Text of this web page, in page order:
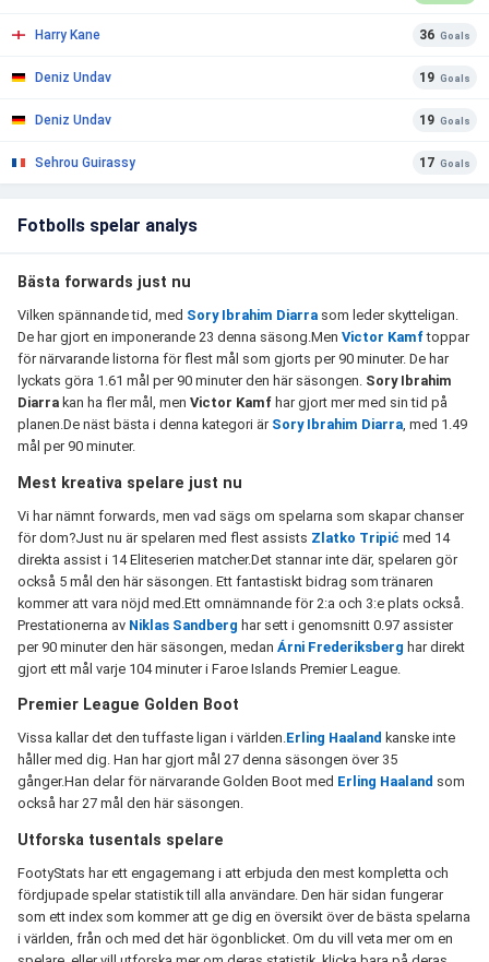
Harry Kane 36 Goals
Deniz Undav 19 Goals
Deniz Undav 19 Goals
Sehrou Guirassy 17 Goals
Fotbolls spelar analys
Bästa forwards just nu
Vilken spännande tid, med Sory Ibrahim Diarra som leder skytteligan.
De har gjort en imponerande 23 denna säsong.Men Victor Kamftoppar
för närvarande listorna för flest mål som gjorts per 90 minuter. De har
lyckats göra 1.61 mål per 90 minuter den här säsongen. Sory Ibrahim
Diarra kan ha fler mål, men Victor Kamf har gjort mer med sin tid på
planen.De näst bästa i denna kategori är Sory Ibrahim Diarra, med 1.49
mål per 90 minuter.
Mest kreativa spelare just nu
Vi har nämnt forwards, men vad sägs om spelarna som skapar chanser
för dom?Just nu är spelaren med flest assists Zlatko Tripić med 14
direkta assist i 14 Eliteserien matcher.Det stannar inte där, spelaren gör
också 5 mål den här säsongen. Ett fantastiskt bidrag som tränaren
kommer att vara nöjd med.Ett omnämnande för 2:a och 3:e plats också.
Prestationerna av Niklas Sandberg har sett i genomsnitt 0.97 assister
per 90 minuter den här säsongen, medan Árni Frederiksberg har direkt
gjort ett mål varje 104 minuter i Faroe Islands Premier League.
Premier League Golden Boot
Vissa kallar det den tuffaste ligan i världen.Erling Haaland kanske inte
håller med dig. Han har gjort mål 27 denna säsongen över 35
gånger.Han delar för närvarande Golden Boot med Erling Haaland som
också har 27 mål den här säsongen.
Utforska tusentals spelare
FootyStats har ett engagemang i att erbjuda den mest kompletta och
fördjupade spelar statistik till alla användare. Den här sidan fungerar
som ett index som kommer att ge dig en översikt över de bästa spelarna
i världen, från och med det här ögonblicket. Om du vill veta mer om en